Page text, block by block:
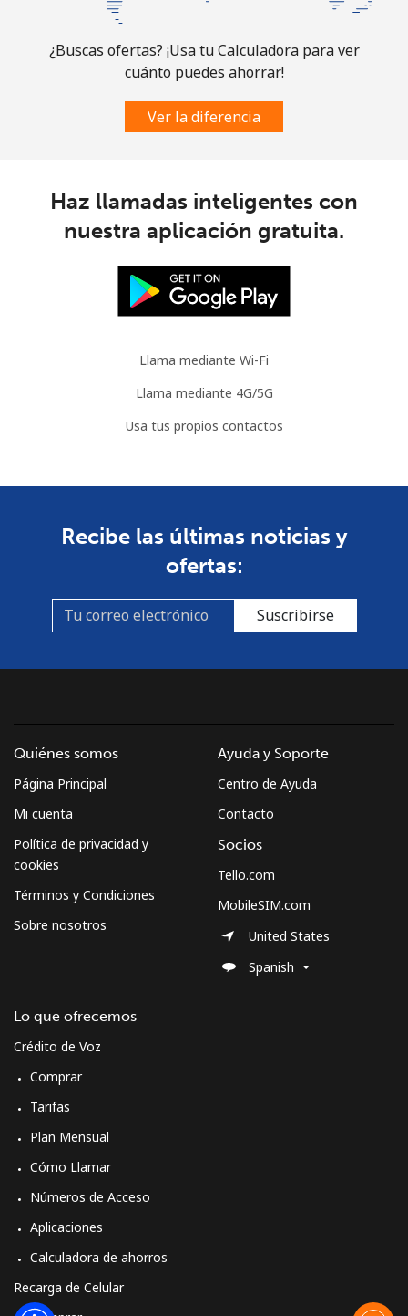
¿Buscas ofertas? ¡Usa tu Calculadora para ver
cuánto puedes ahorrar!
Ver la diferencia
Haz llamadas inteligentes con
nuestra aplicación gratuita.
Llama mediante Wi-Fi
Llama mediante 4G/5G
Usa tus propios contactos
Recibe las últimas noticias y
ofertas:
Suscribirse
Quiénes somos
Página Principal
Mi cuenta
Política de privacidad y
cookies
Términos y Condiciones
Sobre nosotros
Lo que ofrecemos
Crédito de Voz
Comprar
Tarifas
Plan Mensual
Cómo Llamar
Números de Acceso
Aplicaciones
Calculadora de ahorros
Recarga de Celular
Ayuda y Soporte
Centro de Ayuda
Contacto
Socios
Tello.com
MobileSIM.com
United States
Spanish